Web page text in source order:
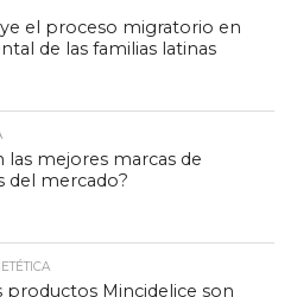
el proceso migratorio en
de las familias latinas
las mejores marcas de
del mercado?
productos Mincidelice son